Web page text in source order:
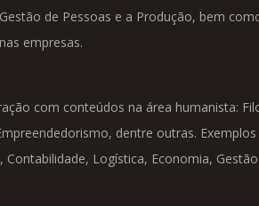
de Pessoas e a Produção, bem
empresas.
com conteúdos na área humanista:
dentre outras.
Logística, Economia,